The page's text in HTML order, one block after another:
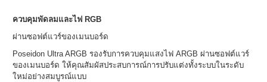
ควบคุมพัดลมและไฟ RGB
ผ่านซอฟต์แวร์ของเมนบอร์ด
Poseidon Ultra ARGB รองรับการควบคุมแสงไฟ ARGB ผ่านซอฟต์แวร์
ของเมนบอร์ด ให้คุณสัมผัสประสบการณ์การปรับแต่งทั้งระบบในระดับ
ใหม่อย่างสมบูรณ์แบบ